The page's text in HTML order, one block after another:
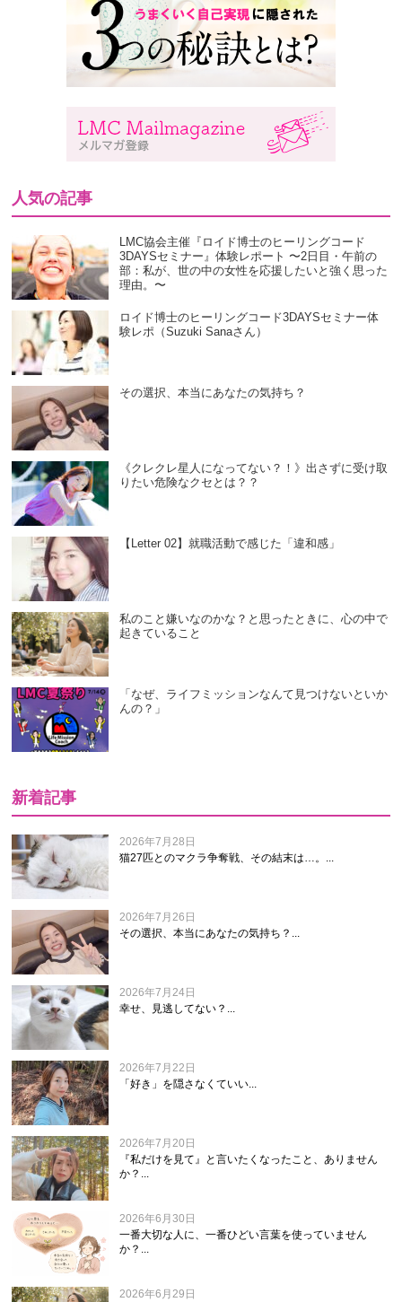
人気の記事
LMC協会主催『ロイド博士のヒーリングコード
3DAYSセミナー』体験レポート 〜2日目・午前の
部：私が、世の中の女性を応援したいと強く思った
理由。〜
ロイド博士のヒーリングコード3DAYSセミナー体
験レポ（Suzuki Sanaさん）
その選択、本当にあなたの気持ち？
《クレクレ星人になってない？！》出さずに受け取
りたい危険なクセとは？？
【Letter 02】就職活動で感じた「違和感」
私のこと嫌いなのかな？と思ったときに、心の中で
起きていること
「なぜ、ライフミッションなんて見つけないといか
んの？」
新着記事
2026年7月28日
猫27匹とのマクラ争奪戦、その結末は…。...
2026年7月26日
その選択、本当にあなたの気持ち？...
2026年7月24日
幸せ、見逃してない？...
2026年7月22日
「好き」を隠さなくていい...
2026年7月20日
『私だけを見て』と言いたくなったこと、ありません
か？...
2026年6月30日
一番大切な人に、一番ひどい言葉を使っていません
か？...
2026年6月29日